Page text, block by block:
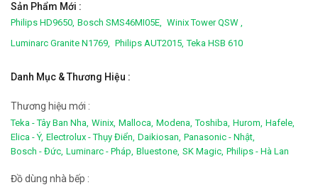
Sản Phẩm Mới :
Philips HD9650, Bosch SMS46MI05E, Winix Tower QSW ,
Luminarc Granite N1769, Philips AUT2015, Teka HSB 610
Danh Mục & Thương Hiệu :
Thương hiệu mới :
Teka - Tây Ban Nha, Winix, Malloca, Modena, Toshiba, Hurom, Hafele,
Elica - Ý, Electrolux - Thụy Điển, Daikiosan, Panasonic - Nhật,
Bosch - Đức, Luminarc - Pháp, Bluestone, SK Magic, Philips - Hà Lan
Đồ dùng nhà bếp :